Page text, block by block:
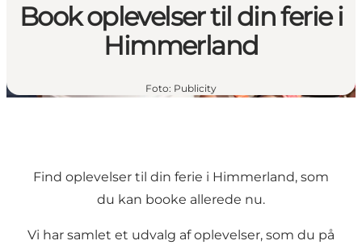
Book oplevelser til din ferie i
Himmerland
Foto: Publicity
Find oplevelser til din ferie i Himmerland, som
du kan booke allerede nu.
Vi har samlet et udvalg af oplevelser, som du på